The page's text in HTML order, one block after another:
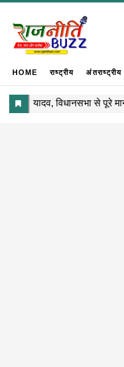
HOME राष्ट्रीय अंतराष्ट्रीय